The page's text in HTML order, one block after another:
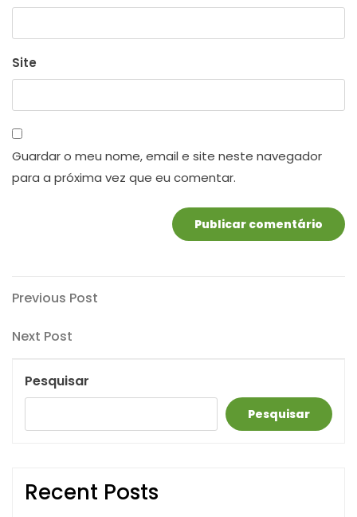
Site
Guardar o meu nome, email e site neste navegador
para a próxima vez que eu comentar.
Navegação
de
artigos
Previous
Previous Post
Next
Next Post
Pesquisar
Pesquisar
Recent Posts